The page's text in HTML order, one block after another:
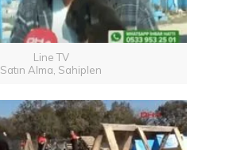
Line TV
Satın Alma, Sahiplen